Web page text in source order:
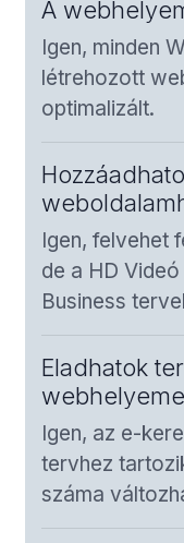
A
Igen, minden
létrehozott
optimalizált.
Igen, felvehet
de a HD
Business
Eladhatok
Igen, az e-
tervhez
száma